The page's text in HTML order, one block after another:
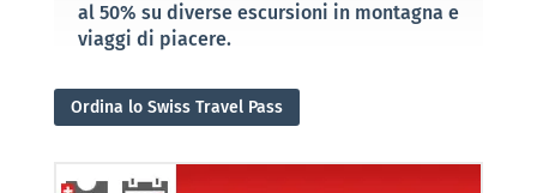
al 50% su diverse escursioni in montagna e
viaggi di piacere.
Ordina lo Swiss Travel Pass